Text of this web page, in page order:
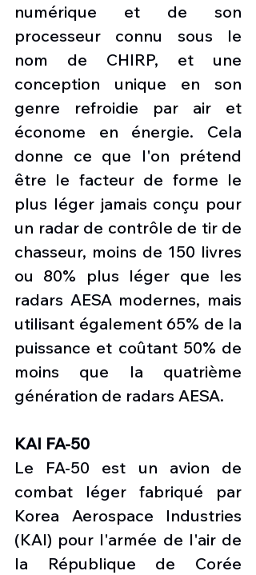
numérique et de son
processeur connu sous le
nom de CHIRP, et une
conception unique en son
genre refroidie par air et
économe en énergie. Cela
donne ce que l'on prétend
être le facteur de forme le
plus léger jamais conçu pour
un radar de contrôle de tir de
chasseur, moins de 150 livres
ou 80% plus léger que les
radars AESA modernes, mais
utilisant également 65% de la
puissance et coûtant 50% de
moins que la quatrième
génération de radars AESA.
KAI FA-50
Le FA-50 est un avion de
combat léger fabriqué par
Korea Aerospace Industries
(KAI) pour l'armée de l'air de
la République de Corée